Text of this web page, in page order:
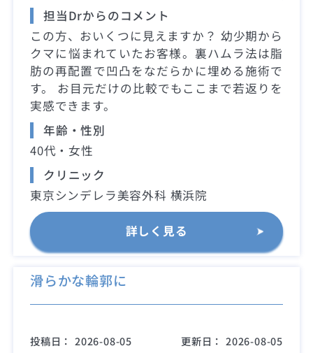
担当Drからのコメント
この方、おいくつに見えますか？ 幼少期から
クマに悩まれていたお客様。裏ハムラ法は脂
肪の再配置で凹凸をなだらかに埋める施術で
す。 お目元だけの比較でもここまで若返りを
実感できます。
年齢・性別
40代・女性
クリニック
東京シンデレラ美容外科 横浜院
詳しく見る
滑らかな輪郭に
投稿日： 2026-08-05 更新日： 2026-08-05